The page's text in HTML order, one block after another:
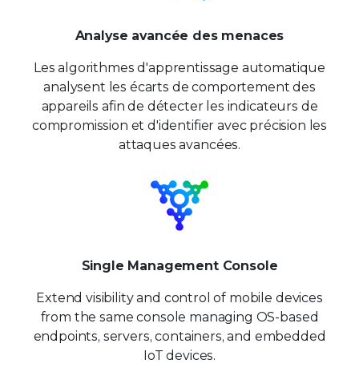
Analyse avancée des menaces
Les algorithmes d'apprentissage automatique
analysent les écarts de comportement des
appareils afin de détecter les indicateurs de
compromission et d'identifier avec précision les
attaques avancées.
Single Management Console
Extend visibility and control of mobile devices
from the same console managing OS-based
endpoints, servers, containers, and embedded
IoT devices.